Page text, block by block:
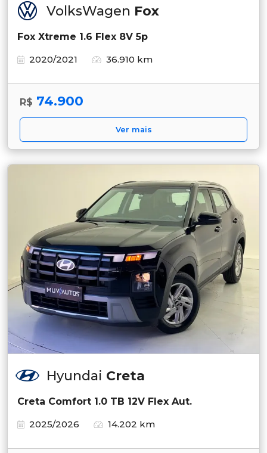
VolksWagen Fox
Fox Xtreme 1.6 Flex 8V 5p
2020/2021
36.910 km
R$ 74.900
Ver mais
Hyundai Creta
Creta Comfort 1.0 TB 12V Flex Aut.
2025/2026
14.202 km